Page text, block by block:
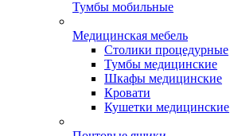
Тумбы мобильные
Медицинская мебель
Столики процедурные
Тумбы медицинские
Шкафы медицинские
Кровати
Кушетки медицинские